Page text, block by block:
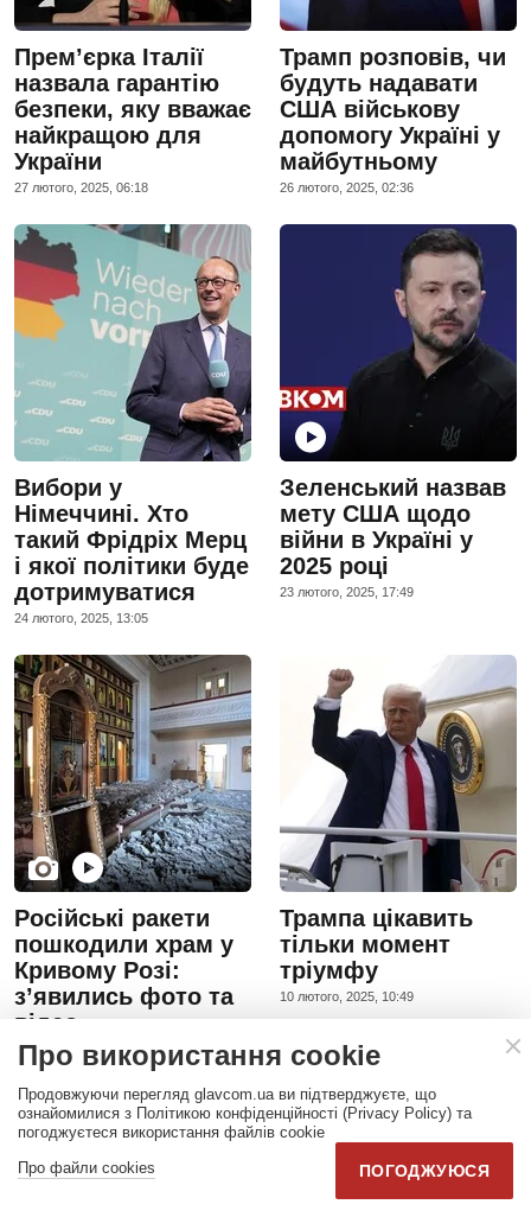
Премʼєрка Італії
назвала гарантію
безпеки, яку вважає
найкращою для
України
27 лютого, 2025, 06:18
Трамп розповів, чи
будуть надавати
США військову
допомогу Україні у
майбутньому
26 лютого, 2025, 02:36
Вибори у
Німеччині. Хто
такий Фрідріх Мерц
і якої політики буде
дотримуватися
24 лютого, 2025, 13:05
Зеленський назвав
мету США щодо
війни в Україні у
2025 році
23 лютого, 2025, 17:49
Російські ракети
пошкодили храм у
Кривому Розі:
з’явились фото та
відео
23 лютого, 2025, 10:01
Трампа цікавить
тільки момент
тріумфу
10 лютого, 2025, 10:49
Про використання cookie
Продовжуючи перегляд glavcom.ua ви підтверджуєте, що
ознайомилися з Політикою конфіденційності (Privacy Policy) та
погоджуєтеся використання файлів cookie
Про файли cookies
ПОГОДЖУЮСЯ